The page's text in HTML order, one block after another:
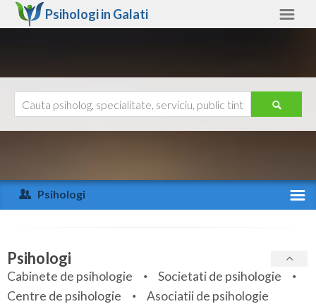
Psihologi in Galati
Arad
Arges
Bihor
Bistrita-Nasaud
Ajutor
Psihologi
Specialitati
Servicii
Psihologi
Cabinete de psihologie
Societati de psihologie
Centre de psihologie
Asociatii de psihologie